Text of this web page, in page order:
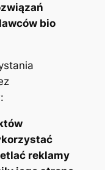
bio
reklamy